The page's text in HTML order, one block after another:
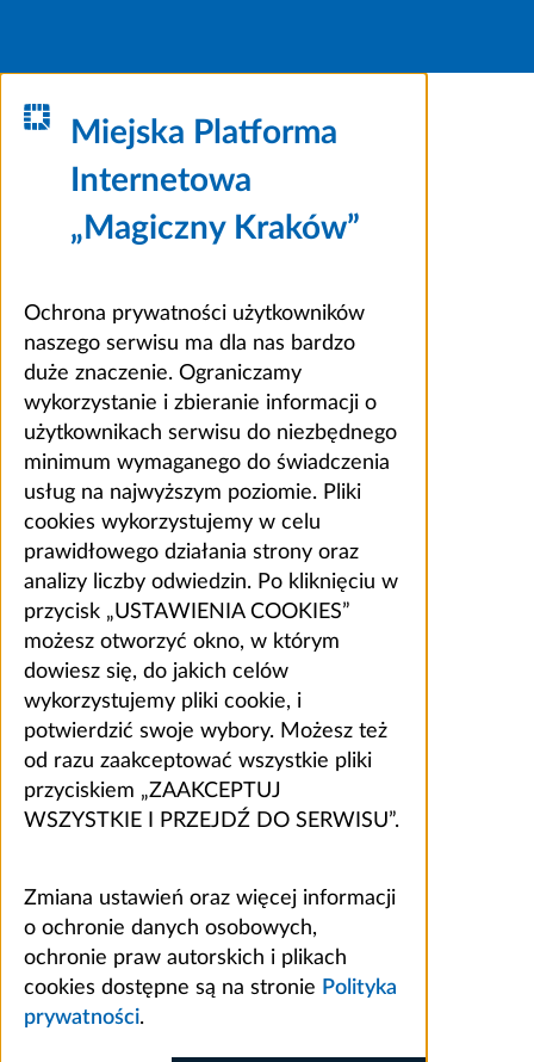
Miejska Platforma
Internetowa
„Magiczny Kraków”
Ochrona prywatności użytkowników
naszego serwisu ma dla nas bardzo
duże znaczenie. Ograniczamy
wykorzystanie i zbieranie informacji o
użytkownikach serwisu do niezbędnego
minimum wymaganego do świadczenia
usług na najwyższym poziomie. Pliki
cookies wykorzystujemy w celu
prawidłowego działania strony oraz
analizy liczby odwiedzin. Po kliknięciu w
przycisk „USTAWIENIA COOKIES”
możesz otworzyć okno, w którym
dowiesz się, do jakich celów
wykorzystujemy pliki cookie, i
potwierdzić swoje wybory. Możesz też
od razu zaakceptować wszystkie pliki
przyciskiem „ZAAKCEPTUJ
WSZYSTKIE I PRZEJDŹ DO SERWISU”.
Zmiana ustawień oraz więcej informacji
o ochronie danych osobowych,
ochronie praw autorskich i plikach
cookies dostępne są na stronie Polityka
prywatności.